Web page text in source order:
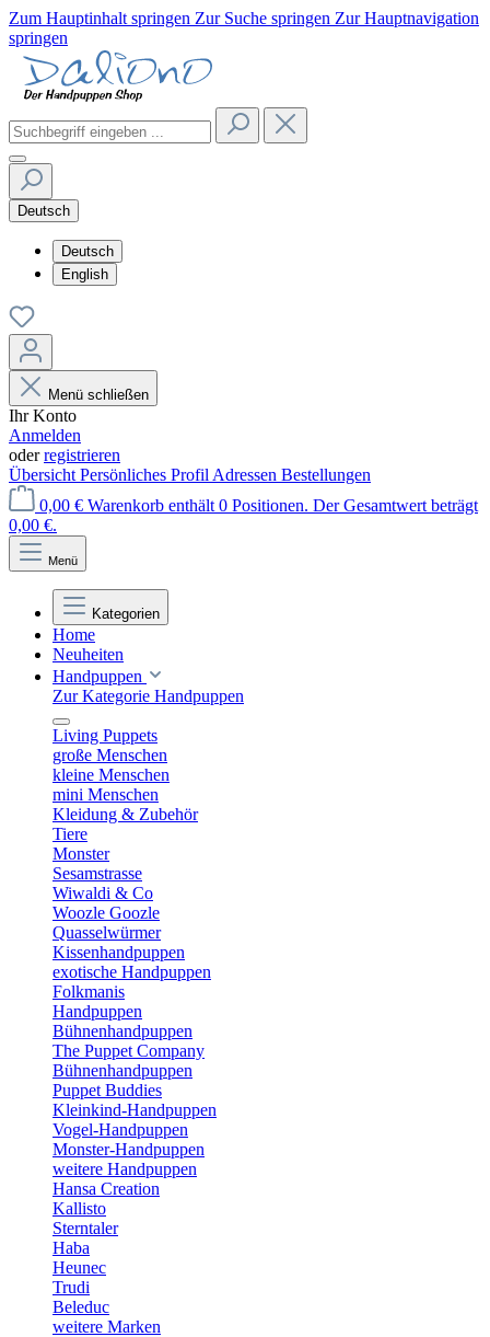
Zum Hauptinhalt springen Zur Suche springen Zur Hauptnavigation
springen
Deutsch
Deutsch
English
Menü schließen
Ihr Konto
Anmelden
oderregistrieren
Übersicht Persönliches Profil Adressen Bestellungen
0,00 € Warenkorb enthält 0 Positionen. Der Gesamtwert beträgt
0,00 €.
Menü
Kategorien
Home
Neuheiten
Handpuppen
Zur Kategorie Handpuppen
Living Puppets
große Menschen
kleine Menschen
mini Menschen
Kleidung & Zubehör
Tiere
Monster
Sesamstrasse
Wiwaldi & Co
Woozle Goozle
Quasselwürmer
Kissenhandpuppen
exotische Handpuppen
Folkmanis
Handpuppen
Bühnenhandpuppen
The Puppet Company
Bühnenhandpuppen
Puppet Buddies
Kleinkind-Handpuppen
Vogel-Handpuppen
Monster-Handpuppen
weitere Handpuppen
Hansa Creation
Kallisto
Sterntaler
Haba
Heunec
Trudi
Beleduc
weitere Marken